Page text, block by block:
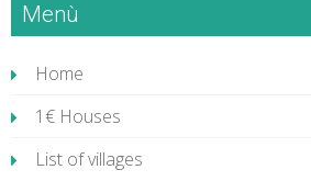
Menù
Home
1€ Houses
List of villages